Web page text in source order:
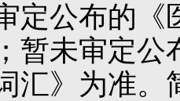
定公布的
暂未审定
汇》为准